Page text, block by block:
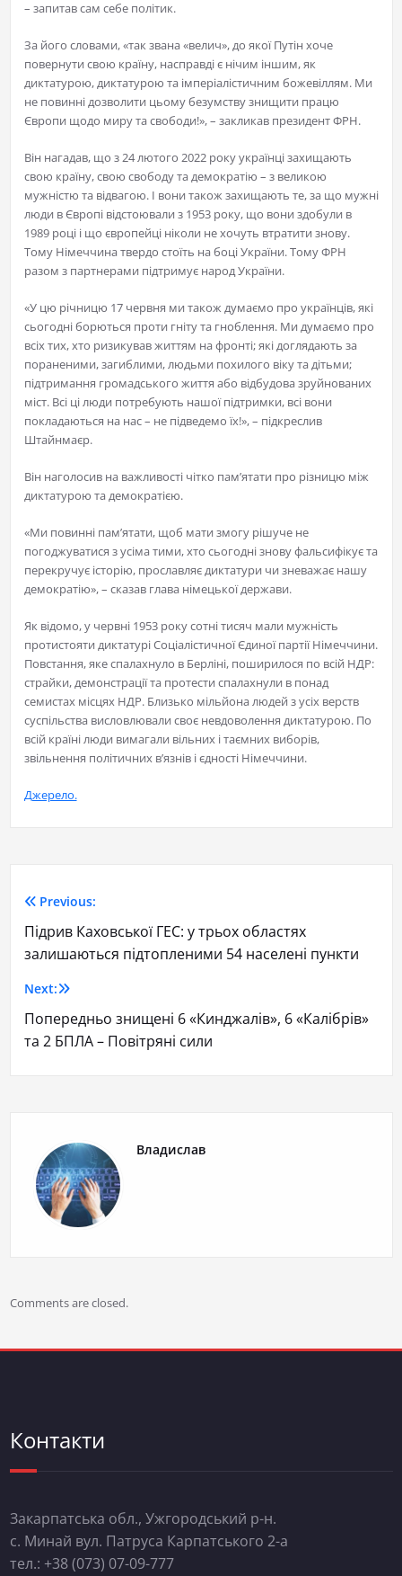
– запитав сам себе політик.
За його словами, «так звана «велич», до якої Путін хоче
повернути свою країну, насправді є нічим іншим, як
диктатурою, диктатурою та імперіалістичним божевіллям. Ми
не повинні дозволити цьому безумству знищити працю
Європи щодо миру та свободи!», – закликав президент ФРН.
Він нагадав, що з 24 лютого 2022 року українці захищають
свою країну, свою свободу та демократію – з великою
мужністю та відвагою. І вони також захищають те, за що мужні
люди в Європі відстоювали з 1953 року, що вони здобули в
1989 році і що європейці ніколи не хочуть втратити знову.
Тому Німеччина твердо стоїть на боці України. Тому ФРН
разом з партнерами підтримує народ України.
«У цю річницю 17 червня ми також думаємо про українців, які
сьогодні борються проти гніту та гноблення. Ми думаємо про
всіх тих, хто ризикував життям на фронті; які доглядають за
пораненими, загиблими, людьми похилого віку та дітьми;
підтримання громадського життя або відбудова зруйнованих
міст. Всі ці люди потребують нашої підтримки, всі вони
покладаються на нас – не підведемо їх!», – підкреслив
Штайнмаєр.
Він наголосив на важливості чітко пам’ятати про різницю між
диктатурою та демократією.
«Ми повинні пам’ятати, щоб мати змогу рішуче не
погоджуватися з усіма тими, хто сьогодні знову фальсифікує та
перекручує історію, прославляє диктатури чи зневажає нашу
демократію», – сказав глава німецької держави.
Як відомо, у червні 1953 року сотні тисяч мали мужність
протистояти диктатурі Соціалістичної Єдиної партії Німеччини.
Повстання, яке спалахнуло в Берліні, поширилося по всій НДР:
страйки, демонстрації та протести спалахнули в понад
семистах місцях НДР. Близько мільйона людей з усіх верств
суспільства висловлювали своє невдоволення диктатурою. По
всій країні люди вимагали вільних і таємних виборів,
звільнення політичних в’язнів і єдності Німеччини.
Джерело.
Previous:
Підрив Каховської ГЕС: у трьох областях
залишаються підтопленими 54 населені пункти
Next:
Попередньо знищені 6 «Кинджалів», 6 «Калібрів»
та 2 БПЛА – Повітряні сили
Владислав
Comments are closed.
Контакти
Закарпатська обл., Ужгородський р-н.
с. Минай вул. Патруса Карпатського 2-а
тел.: +38 (073) 07-09-777